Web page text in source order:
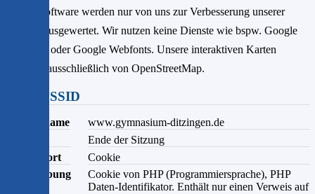
Statistiksoftware werden nur von uns zur Verbesserung unserer
Website ausgewertet. Wir nutzen keine Dienste wie bspw. Google
Analytics oder Google Webfonts. Unsere interaktiven Karten
kommen ausschließlich von OpenStreetMap.
PHPSESSID
Domainname
www.gymnasium-ditzingen.de
Ende der Sitzung
Speicherort
Cookie
Beschreibung
Cookie von PHP (Programmiersprache), PHP
Daten-Identifikator. Enthält nur einen Verweis auf